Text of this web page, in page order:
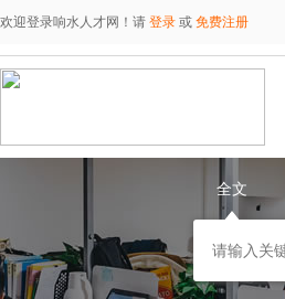
欢迎登录响水人才网！请 登录 或 免费注册
全文